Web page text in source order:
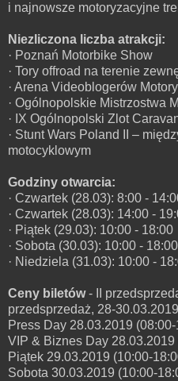
i najnowsze motoryzacyjne
Niezliczona liczba atrakcji:
· Poznań Motorbike Show
· Tory offroad na terenie
· Arena Videoblogerów
· Ogólnopolskie Mistrzostwa
· IX Ogólnopolski Zlot
· Stunt Wars Poland II –
motocyklowym
Godziny otwarcia:
· Czwartek (28.03): 8:00 -
· Czwartek (28.03): 14:00 -
· Piątek (29.03): 10:00 - 18:00
· Sobota (30.03): 10:00 - 18:00
· Niedziela (31.03): 10:00 -
Ceny biletów- II
przedsprzedaż, 28-
Press Day 28.03.2019 (08:00-
VIP & Biznes Day 28.03.2019
Piątek 29.03.2019 (10:00-
Sobota 30.03.2019 (10:00-